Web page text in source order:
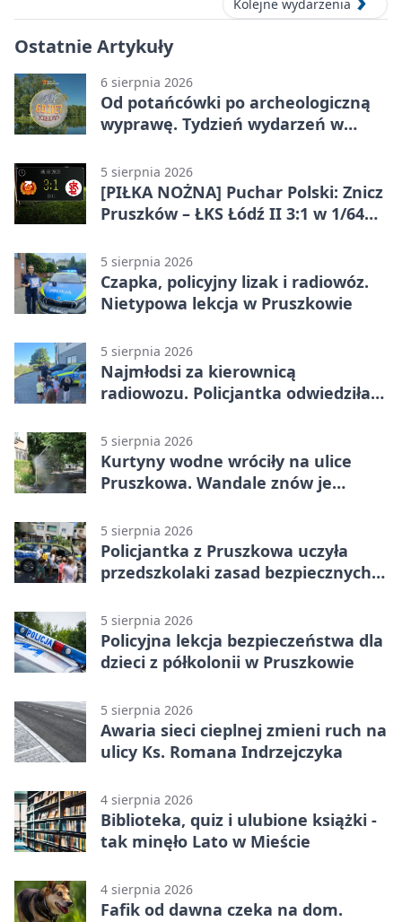
Kolejne wydarzenia
Ostatnie Artykuły
6 sierpnia 2026
Od potańcówki po archeologiczną
wyprawę. Tydzień wydarzeń w
5 sierpnia 2026
[PIŁKA NOŻNA] Puchar Polski: Znicz
Pruszków – ŁKS Łódź II 3:1 w 1/64
5 sierpnia 2026
Czapka, policyjny lizak i radiowóz.
Nietypowa lekcja w Pruszkowie
5 sierpnia 2026
Najmłodsi za kierownicą
radiowozu. Policjantka odwiedziła
5 sierpnia 2026
Kurtyny wodne wróciły na ulice
Pruszkowa. Wandale znów je
5 sierpnia 2026
Policjantka z Pruszkowa uczyła
przedszkolaki zasad bezpiecznych
5 sierpnia 2026
Policyjna lekcja bezpieczeństwa dla
dzieci z półkolonii w Pruszkowie
5 sierpnia 2026
Awaria sieci cieplnej zmieni ruch na
ulicy Ks. Romana Indrzejczyka
4 sierpnia 2026
Biblioteka, quiz i ulubione książki -
tak minęło Lato w Mieście
4 sierpnia 2026
Fafik od dawna czeka na dom.